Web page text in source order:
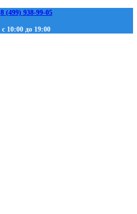
8 (499) 938-99-05
с 10:00 до 19:00